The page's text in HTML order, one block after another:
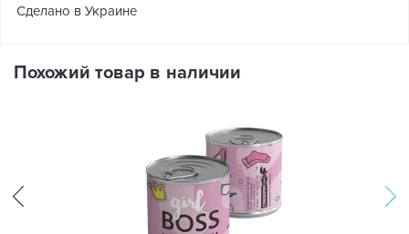
Сделано в Украине
Похожий товар в наличии